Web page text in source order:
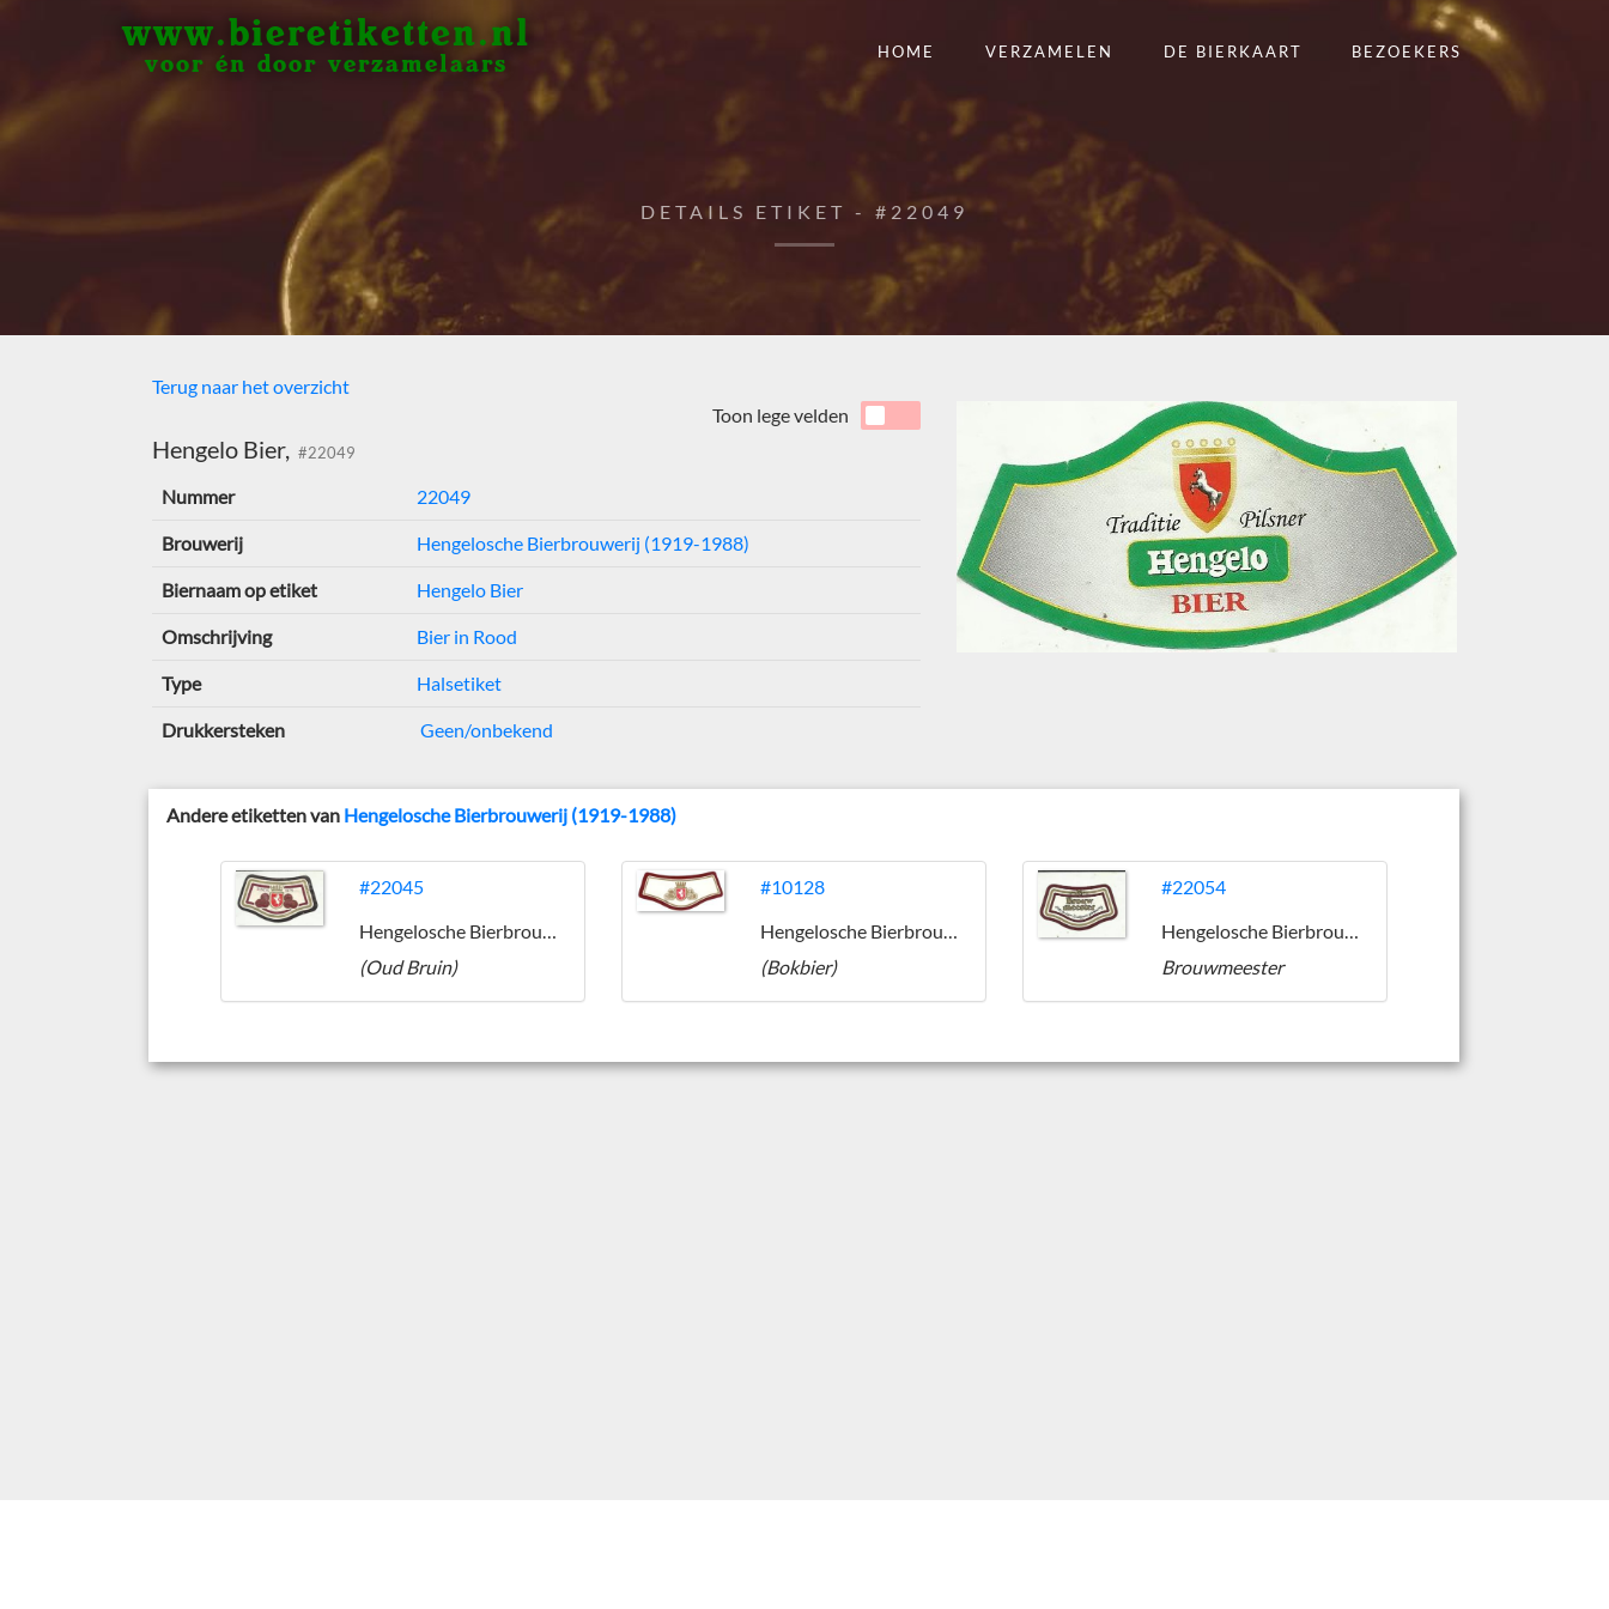
www.bieretiketten.nl
voor én door verzamelaars
HOME VERZAMELEN DE BIERKAART BEZOEKERS
DETAILS ETIKET - #22049
Terug naar het overzicht
Hengelo Bier, #22049
Toon lege velden
Nummer 22049
Brouwerij Hengelosche Bierbrouwerij (1919-1988)
Biernaam op etiket Hengelo Bier
Omschrijving Bier in Rood
Type Halsetiket
Drukkersteken Geen/onbekend
Andere etiketten van Hengelosche Bierbrouwerij (1919-1988)
#22045
Hengelosche Bierbrouwerij (1919-1988)
(Oud Bruin)
#10128
Hengelosche Bierbrouwerij (1919-1988)
(Bokbier)
#22054
Hengelosche Bierbrouwerij (1919-1988)
Brouwmeester